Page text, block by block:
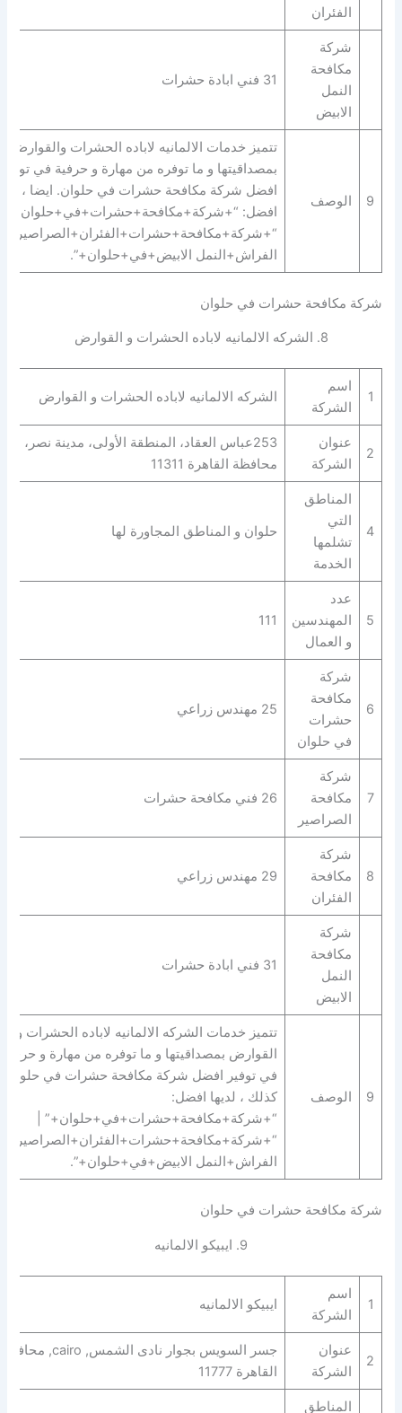
الفئران
شركة
مكافحة
النمل
الابيض
31 فني ابادة حشرات
9 الوصف
بمصداقيتها و ما توفره من مهارة و حرفية في توفير
افضل شركة مكافحة حشرات في حلوان. ايضا ،
افضل: “+شركة+مكافحة+حشرات+في+حلوان+”
الفراش+النمل الابيض+في+حلوان+”.
شركة مكافحة حشرات في حلوان
8. الشركه الالمانيه لاباده الحشرات و القوارض
1
اسم
الشركة
الشركه الالمانيه لاباده الحشرات و القوارض
2
عنوان
الشركة
253عباس العقاد، المنطقة الأولى، مدينة نصر،
محافظة القاهرة‬ 11311
4
المناطق
التي
تشلمها
الخدمة
حلوان و المناطق المجاورة لها
5
عدد
المهندسين
و العمال
111
6
شركة
مكافحة
حشرات
في حلوان
25 مهندس زراعي
7
شركة
مكافحة
الصراصير
26 فني مكافحة حشرات
8
شركة
مكافحة
الفئران
29 مهندس زراعي
شركة
مكافحة
النمل
الابيض
31 فني ابادة حشرات
9 الوصف
تتميز خدمات الشركه الالمانيه لاباده الحشرات و
القوارض بمصداقيتها و ما توفره من مهارة و حرفية
في توفير افضل شركة مكافحة حشرات في حلوان.
كذلك ، لديها افضل:
“+شركة+مكافحة+حشرات+في+حلوان+” |
الفراش+النمل الابيض+في+حلوان+”.
شركة مكافحة حشرات في حلوان
9. ايبيكو الالمانيه
1
اسم
الشركة
ايبيكو الالمانيه
2
عنوان
الشركة
جسر السويس بجوار نادى الشمس, cairo, محافظة
القاهرة‬ 11777
المناطق